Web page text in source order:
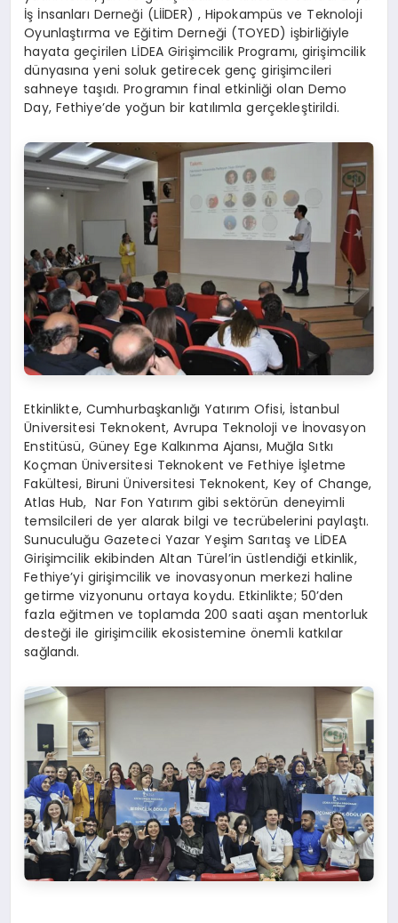
İş İnsanları Derneği (LİİDER) , Hipokampüs ve Teknoloji
Oyunlaştırma ve Eğitim Derneği (TOYED) işbirliğiyle
hayata geçirilen LİDEA Girişimcilik Programı, girişimcilik
dünyasına yeni soluk getirecek genç girişimcileri
sahneye taşıdı. Programın final etkinliği olan Demo
Day, Fethiye’de yoğun bir katılımla gerçekleştirildi.
Etkinlikte, Cumhurbaşkanlığı Yatırım Ofisi, İstanbul
Üniversitesi Teknokent, Avrupa Teknoloji ve İnovasyon
Enstitüsü, Güney Ege Kalkınma Ajansı, Muğla Sıtkı
Koçman Üniversitesi Teknokent ve Fethiye İşletme
Fakültesi, Biruni Üniversitesi Teknokent, Key of Change,
Atlas Hub, Nar Fon Yatırım gibi sektörün deneyimli
temsilcileri de yer alarak bilgi ve tecrübelerini paylaştı.
Sunuculuğu Gazeteci Yazar Yeşim Sarıtaş ve LİDEA
Girişimcilik ekibinden Altan Türel’in üstlendiği etkinlik,
Fethiye’yi girişimcilik ve inovasyonun merkezi haline
getirme vizyonunu ortaya koydu. Etkinlikte; 50’den
fazla eğitmen ve toplamda 200 saati aşan mentorluk
desteği ile girişimcilik ekosistemine önemli katkılar
sağlandı.